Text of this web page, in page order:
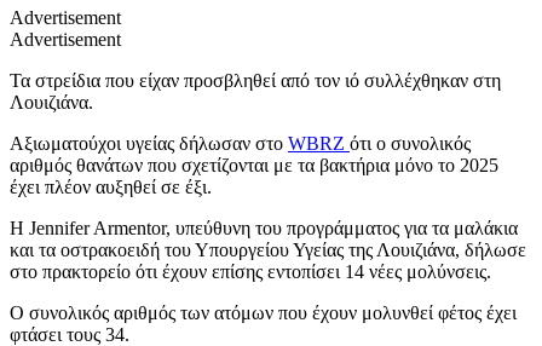
Advertisement
Advertisement
Τα στρείδια που είχαν προσβληθεί από τον ιό συλλέχθηκαν στη
Λουιζιάνα.
Αξιωματούχοι υγείας δήλωσαν στο WBRZ ότι ο συνολικός
αριθμός θανάτων που σχετίζονται με τα βακτήρια μόνο το 2025
έχει πλέον αυξηθεί σε έξι.
Η Jennifer Armentor, υπεύθυνη του προγράμματος για τα μαλάκια
και τα οστρακοειδή του Υπουργείου Υγείας της Λουιζιάνα, δήλωσε
στο πρακτορείο ότι έχουν επίσης εντοπίσει 14 νέες μολύνσεις.
Ο συνολικός αριθμός των ατόμων που έχουν μολυνθεί φέτος έχει
φτάσει τους 34.